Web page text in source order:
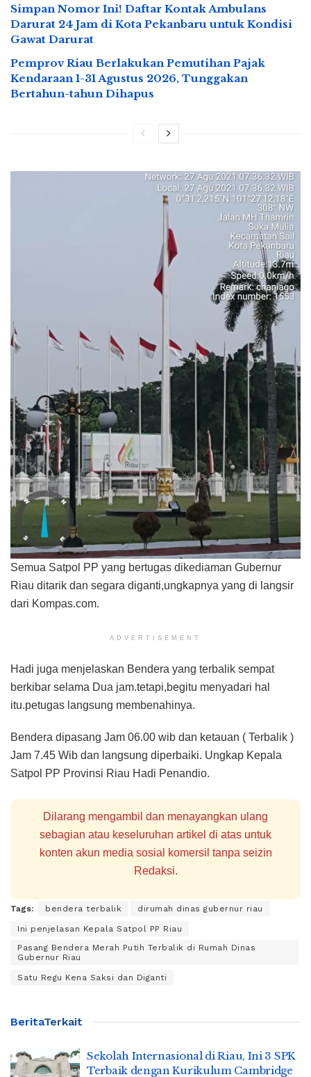
Simpan Nomor Ini! Daftar Kontak Ambulans
Darurat 24 Jam di Kota Pekanbaru untuk Kondisi
Gawat Darurat
Pemprov Riau Berlakukan Pemutihan Pajak
Kendaraan 1-31 Agustus 2026, Tunggakan
Bertahun-tahun Dihapus
Semua Satpol PP yang bertugas dikediaman Gubernur
Riau ditarik dan segara diganti,ungkapnya yang di langsir
dari Kompas.com.
ADVERTISEMENT
Hadi juga menjelaskan Bendera yang terbalik sempat
berkibar selama Dua jam.tetapi,begitu menyadari hal
itu.petugas langsung membenahinya.
Bendera dipasang Jam 06.00 wib dan ketauan ( Terbalik )
Jam 7.45 Wib dan langsung diperbaiki. Ungkap Kepala
Satpol PP Provinsi Riau Hadi Penandio.
Dilarang mengambil dan menayangkan ulang
sebagian atau keseluruhan artikel di atas untuk
konten akun media sosial komersil tanpa seizin
Redaksi.
Tags: bendera terbalik dirumah dinas gubernur riau
Ini penjelasan Kepala Satpol PP Riau
Pasang Bendera Merah Putih Terbalik di Rumah Dinas
Gubernur Riau
Satu Regu Kena Saksi dan Diganti
BeritaTerkait
Sekolah Internasional di Riau, Ini 3 SPK
Terbaik dengan Kurikulum Cambridge